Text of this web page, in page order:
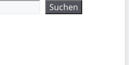
Suchen